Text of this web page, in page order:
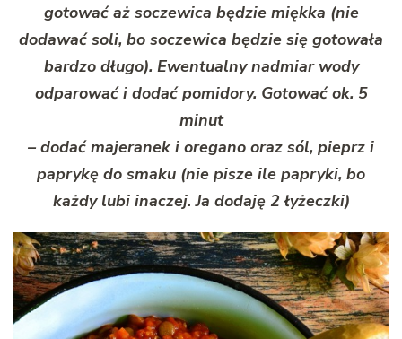
gotować aż soczewica będzie miękka (nie
dodawać soli, bo soczewica będzie się gotowała
bardzo długo). Ewentualny nadmiar wody
odparować i dodać pomidory. Gotować ok. 5
minut
– dodać majeranek i oregano oraz sól, pieprz i
paprykę do smaku (nie pisze ile papryki, bo
każdy lubi inaczej. Ja dodaję 2 łyżeczki)